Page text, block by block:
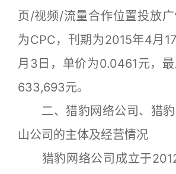
页/视频/流量合作位置投放
为CPC，刊期为2015年4月
月3日，单价为0.0461元，
633,693元。
二、猎豹网络公司、猎豹
山公司的主体及经营情况
猎豹网络公司成立于